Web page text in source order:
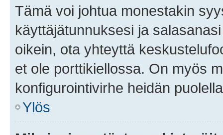
Tämä voi johtua monestakin
käyttäjätunnuksesi ja
oikein, ota yhteyttä
et ole porttikiellossa. On myös
konfigurointivirhe heidän
Ylös